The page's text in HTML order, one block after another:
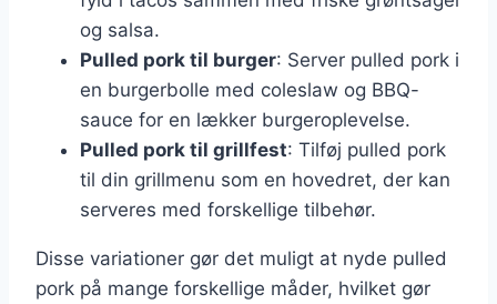
og salsa.
Pulled pork til burger: Server pulled pork i
en burgerbolle med coleslaw og BBQ-
sauce for en lækker burgeroplevelse.
Pulled pork til grillfest: Tilføj pulled pork
til din grillmenu som en hovedret, der kan
serveres med forskellige tilbehør.
Disse variationer gør det muligt at nyde pulled
pork på mange forskellige måder, hvilket gør